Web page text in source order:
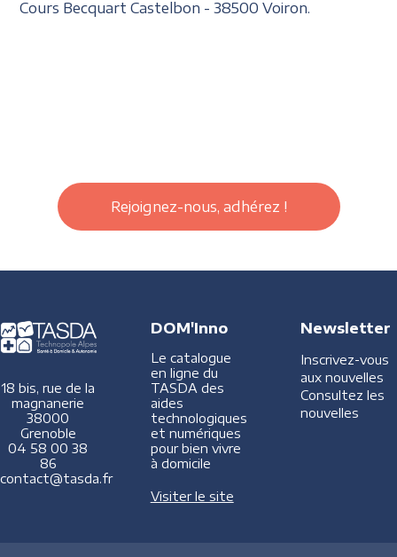
Cours Becquart Castelbon - 38500 Voiron.
Rejoignez-nous, adhérez !
18 bis, rue de la
magnanerie
38000
Grenoble
04 58 00 38
86
contact@tasda.fr
DOM'Inno
Le catalogue
en ligne du
TASDA des
aides
technologiques
et numériques
pour bien vivre
à domicile
Visiter le site
Newsletter
Inscrivez-vous
aux nouvelles
Consultez les
nouvelles